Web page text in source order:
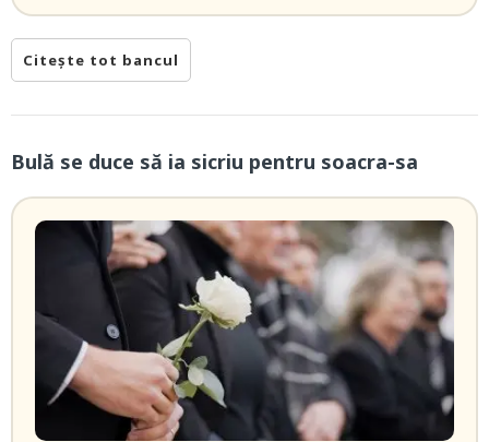
Citește tot bancul
Bulă se duce să ia sicriu pentru soacra-sa